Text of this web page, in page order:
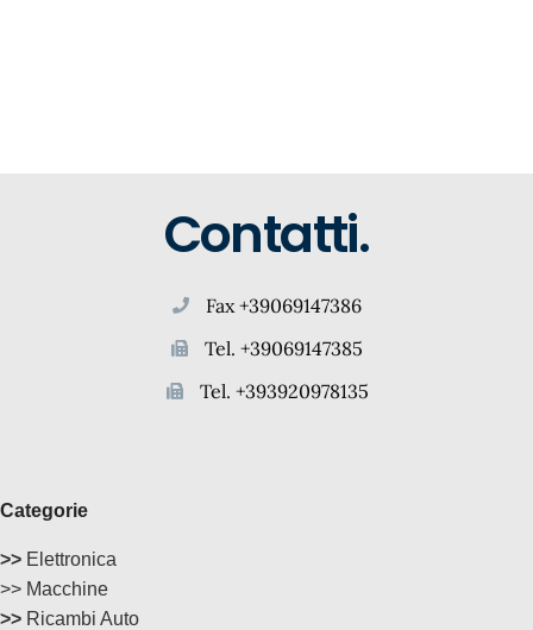
Contatti.
Fax +39069147386
Tel. +39069147385
Tel. +393920978135
Categorie
>> Elettronica
>> Macchine
>> Ricambi Auto